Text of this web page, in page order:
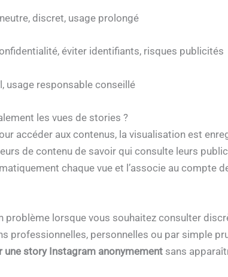
discret, usage prolongé
éviter identifiants, risques publicités
usage responsable conseillé
les vues de stories ?
accéder aux contenus, la visualisation est
de contenu de savoir qui consulte leurs
chaque vue et l’associe au compte
lorsque vous souhaitez consulter
professionnelles, personnelles ou par simple
une story Instagram anonymement sans